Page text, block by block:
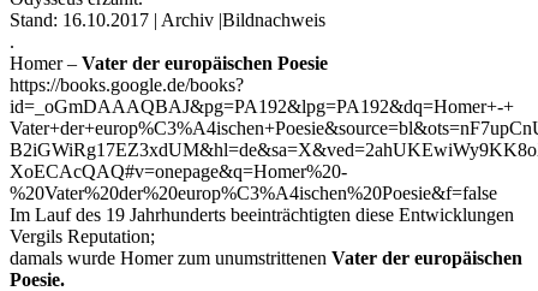
Stand: 16.10.2017 | Archiv |Bildnachweis
.
Homer – Vater der europäischen Poesie
https://books.google.de/books?
id=_oGmDAAAQBAJ&pg=PA192&lpg=PA192&dq=Homer+-+
XoECAcQAQ#v=onepage&q=Homer%20-
%20Vater%20der%20europ%C3%A4ischen%20Poesie&f=false
Im Lauf des 19 Jahrhunderts beeinträchtigten diese Entwicklungen
Vergils Reputation;
damals wurde Homer zum unumstrittenen Vater der europäischen
Poesie.